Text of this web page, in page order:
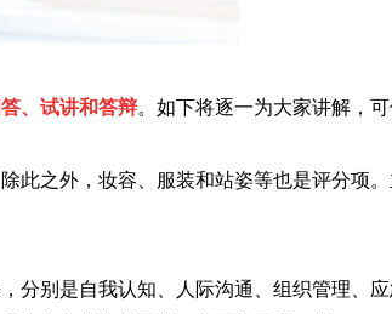
答、试讲和答辩。如下将逐一为大家讲解，
此之外，妆容、服装和站姿等也是评分项
分别是自我认知、人际沟通、组织管理、